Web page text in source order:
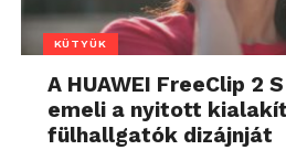
KÜTYÜK
A HUAWEI FreeClip 2
emeli a nyitott
fülhallgatók dizájnját